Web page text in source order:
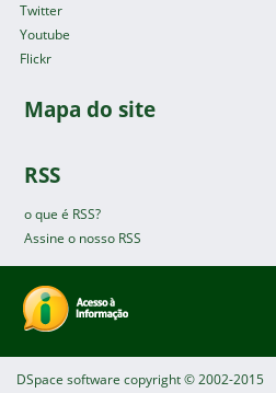
Twitter
Youtube
Flickr
Mapa do site
RSS
o que é RSS?
Assine o nosso RSS
DSpace software copyright © 2002-2015